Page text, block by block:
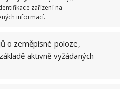
zařízení na
informací.
o zeměpisné poloze,
aktivně vyžádaných